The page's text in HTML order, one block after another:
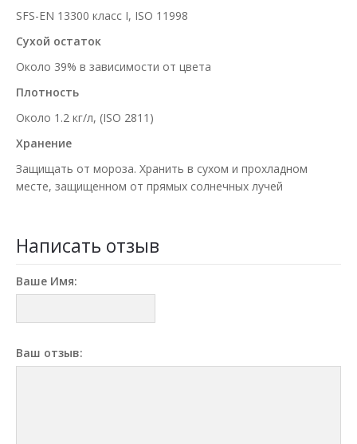
SFS-EN 13300 класс I, ISO 11998
Сухой остаток
Около 39% в зависимости от цвета
Плотность
Около 1.2 кг/л, (ISO 2811)
Хранение
Защищать от мороза. Хранить в сухом и прохладном
месте, защищенном от прямых солнечных лучей
Написать отзыв
Ваше Имя:
Ваш отзыв: